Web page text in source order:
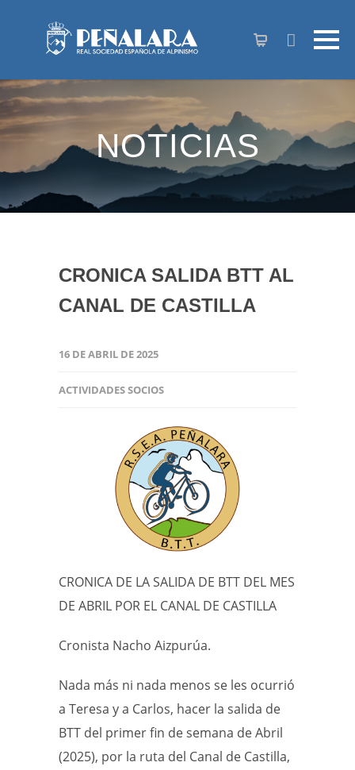
NOTICIAS
CRONICA SALIDA BTT AL
CANAL DE CASTILLA
16 DE ABRIL DE 2025
ACTIVIDADES SOCIOS
CRONICA DE LA SALIDA DE BTT DEL MES
DE ABRIL POR EL CANAL DE CASTILLA
Cronista Nacho Aizpurúa.
Nada más ni nada menos se les ocurrió
a Teresa y a Carlos, hacer la salida de
BTT del primer fin de semana de Abril
(2025), por la ruta del Canal de Castilla,